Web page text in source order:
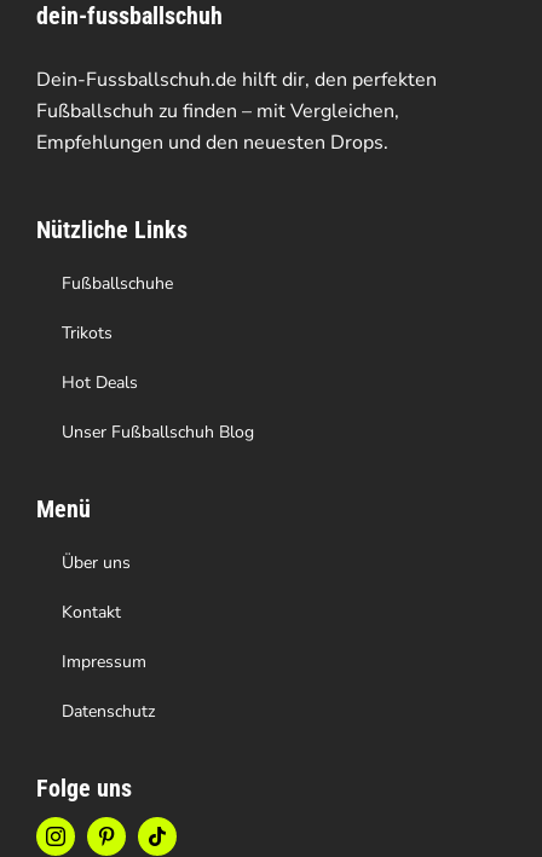
auf.
Die
Optionen
können
der
Produktseite
gewählt
werden
dein-fussballschuh
Dein-Fussballschuh.de hilft dir, den perfekten
Fußballschuh zu finden – mit Vergleichen,
Empfehlungen und den neuesten Drops.
Nützliche Links
Fußballschuhe
Trikots
Hot Deals
Unser Fußballschuh Blog
Menü
Über uns
Kontakt
Impressum
Datenschutz
Folge uns